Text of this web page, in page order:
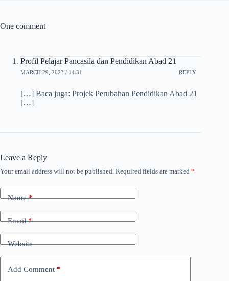
One comment
Profil Pelajar Pancasila dan Pendidikan Abad 21
MARCH 29, 2023 / 14:31 REPLY
[…] Baca juga: Projek Perubahan Pendidikan Abad 21
[…]
Leave a Reply
Your email address will not be published. Required fields are marked *
Name*
Email*
Website
Add Comment *